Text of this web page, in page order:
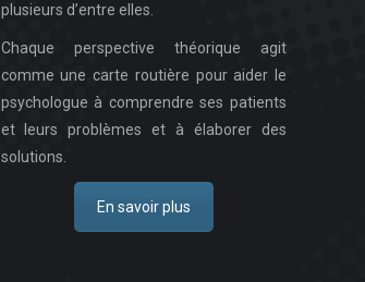
plusieurs d’entre elles.
Chaque perspective théorique agit
comme une carte routière pour aider le
psychologue à comprendre ses patients
et leurs problèmes et à élaborer des
solutions.
En savoir plus